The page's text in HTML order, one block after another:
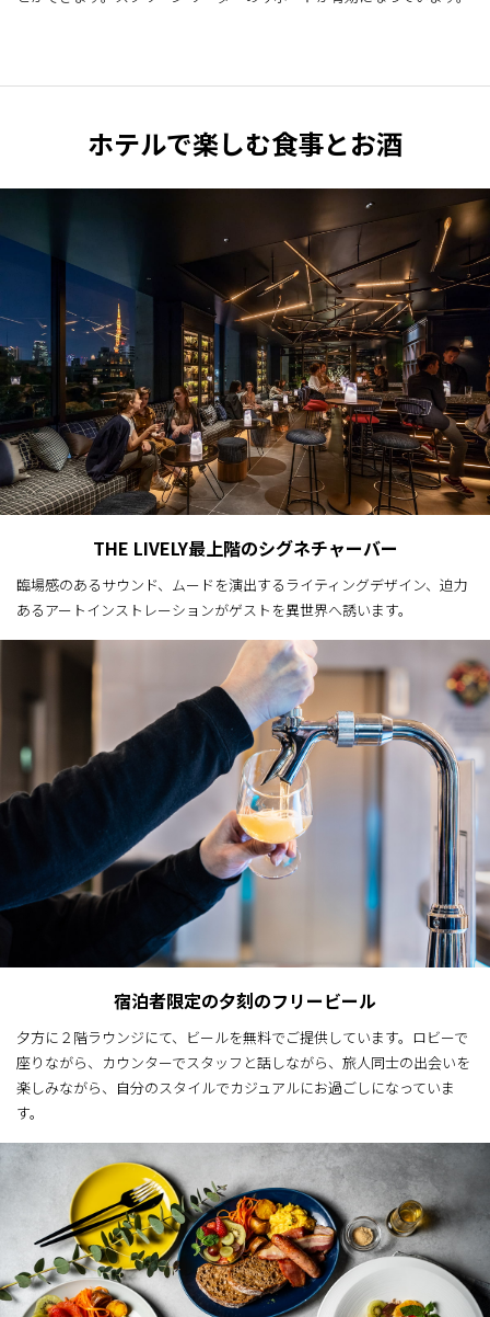
ホテルで楽しむ食事とお酒
THE LIVELY最上階のシグネチャーバー
臨場感のあるサウンド、ムードを演出するライティングデザイン、迫力
あるアートインストレーションがゲストを異世界へ誘います。
宿泊者限定の夕刻のフリービール
夕方に２階ラウンジにて、ビールを無料でご提供しています。ロビーで
座りながら、カウンターでスタッフと話しながら、旅人同士の出会いを
楽しみながら、自分のスタイルでカジュアルにお過ごしになっていま
す。